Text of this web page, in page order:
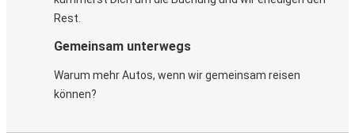
Rest.
Gemeinsam unterwegs
Warum mehr Autos, wenn wir gemeinsam reisen
können?